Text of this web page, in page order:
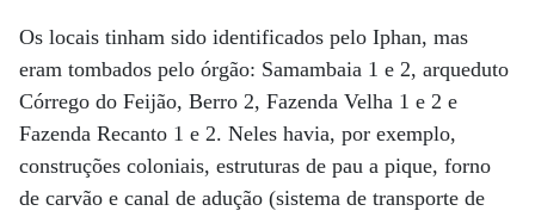
Os locais tinham sido identificados pelo Iphan, mas
eram tombados pelo órgão: Samambaia 1 e 2, arqueduto
Córrego do Feijão, Berro 2, Fazenda Velha 1 e 2 e
Fazenda Recanto 1 e 2. Neles havia, por exemplo,
construções coloniais, estruturas de pau a pique, forno
de carvão e canal de adução (sistema de transporte de